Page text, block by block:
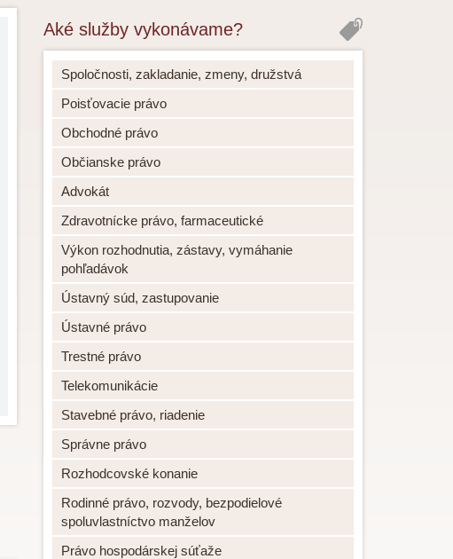
Aké služby vykonávame?
Spoločnosti, zakladanie, zmeny, družstvá
Poisťovacie právo
Obchodné právo
Občianske právo
Advokát
Zdravotnícke právo, farmaceutické
Výkon rozhodnutia, zástavy, vymáhanie
pohľadávok
Ústavný súd, zastupovanie
Ústavné právo
Trestné právo
Telekomunikácie
Stavebné právo, riadenie
Správne právo
Rozhodcovské konanie
Rodinné právo, rozvody, bezpodielové
spoluvlastníctvo manželov
Právo hospodárskej súťaže